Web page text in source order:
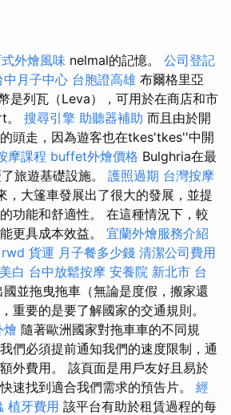
外燴風味 nelmal的記憶。 公司登記
中月子中心 台胞證高雄 布爾格里亞
是列瓦（Leva），可用於在商店和市
。 搜尋引擎 助聽器補助 而且由於開
頭走，因為遊客也在tkes'tkes''中開
摩課程 buffet外燴價格 Bulghria在最
旅遊基礎設施。 護照過期 台灣按摩
，大篷車發展出了很大的發展，並提
功能和舒適性。 在這種情況下，較
更具成本效益。 宜蘭外燴服務介紹
rwd 貨運 月子餐多少錢 清潔公司費用
美白 台中放鬆按摩 安養院 新北市 台
國並拖曳拖車（無論是度假，搬家還
重要的是要了解國家的交通規則。
燴 隨著歐洲國家對拖車車的不同規
們必須提前通知我們的速度限制，通
外費用。 該頁面是用戶友好且易於
速找到適合我們需求的預告片。 經
植牙費用 該平台有助於租賃過程的每